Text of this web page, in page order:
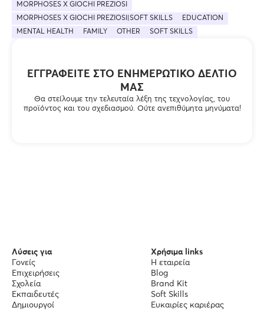
ΕΓΓΡΑΦΕΊΤΕ ΣΤΟ ΕΝΗΜΕΡΩΤΙΚΌ ΔΕΛΤΊΟ
ΜΑΣ
Θα στείλουμε την τελευταία λέξη της τεχνολογίας, του
προϊόντος και του σχεδιασμού. Ούτε ανεπιθύμητα μηνύματα!
MORPHOSES X GIOCHI PREZIOSI
MORPHOSES X GIOCHI PREZIOSI|SOFT SKILLS
EDUCATION
MENTAL HEALTH
FAMILY OTHER SOFT SKILLS
Λύσεις για
Γονείς
Επιχειρήσεις
Σχολεία
Εκπαιδευτές
Δημιουργοί
Χρήσιμα links
Η εταιρεία
Blog
Brand Kit
Soft Skills
Ευκαιρίες καριέρας